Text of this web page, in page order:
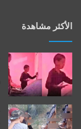
الأكثر مشاهدة